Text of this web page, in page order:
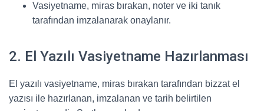
Vasiyetname, miras bırakan, noter ve iki tanık
tarafından imzalanarak onaylanır.
2. El Yazılı Vasiyetname Hazırlanması
El yazılı vasiyetname, miras bırakan tarafından bizzat el
yazısı ile hazırlanan, imzalanan ve tarih belirtilen